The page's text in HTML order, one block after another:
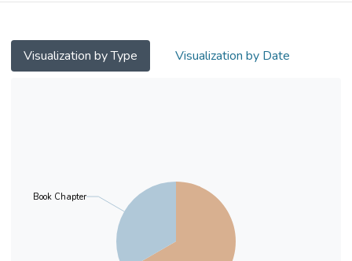
Visualization by Type Visualization by Date
Book Chapter